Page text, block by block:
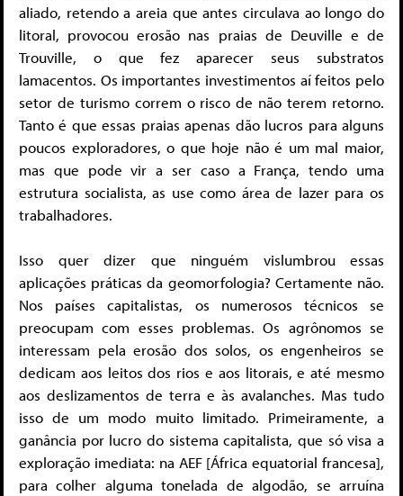
aliado, retendo a areia que antes circulava ao longo do
litoral, provocou erosão nas praias de Deuville e de
Trouville, o que fez aparecer seus substratos
lamacentos. Os importantes investimentos aí feitos pelo
setor de turismo correm o risco de não terem retorno.
Tanto é que essas praias apenas dão lucros para alguns
poucos exploradores, o que hoje não é um mal maior,
mas que pode vir a ser caso a França, tendo uma
estrutura socialista, as use como área de lazer para os
trabalhadores.
Isso quer dizer que ninguém vislumbrou essas
aplicações práticas da geomorfologia? Certamente não.
Nos países capitalistas, os numerosos técnicos se
preocupam com esses problemas. Os agrônomos se
interessam pela erosão dos solos, os engenheiros se
dedicam aos leitos dos rios e aos litorais, e até mesmo
aos deslizamentos de terra e às avalanches. Mas tudo
isso de um modo muito limitado. Primeiramente, a
ganância por lucro do sistema capitalista, que só visa a
exploração imediata: na AEF [África equatorial francesa],
para colher alguma tonelada de algodão, se arruína